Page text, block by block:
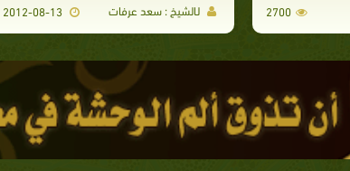
2700 لـالشيخ : سعد عرفات 2012-08-13